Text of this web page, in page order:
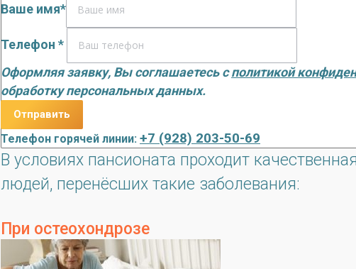
Ваше имя*
Телефон *
Оформляя заявку, Вы соглашаетесь сполитикой
обработку персональных данных.
Телефон горячей линии: +7 (928) 203-50-69
В условиях пансионата проходит
людей, перенёсших такие заболевания:
При остеохондрозе